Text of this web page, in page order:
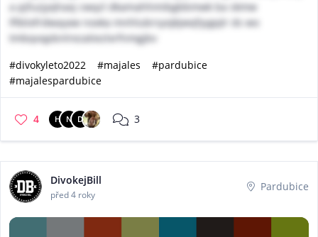
a pjfuzjyqhaxj cwqzl dkamahhmibgbbmwk ba skmw
lftbtxfrdwayaw noxka mnhlubrsyojkjwqfyygqlr ds wo
tmbqvqpbnlrezatiezlxrfnmgjbv
#divokyleto2022
#majales
#pardubice
#majalespardubice
4 H N D 3
DivokejBill
před 4 roky
Pardubice